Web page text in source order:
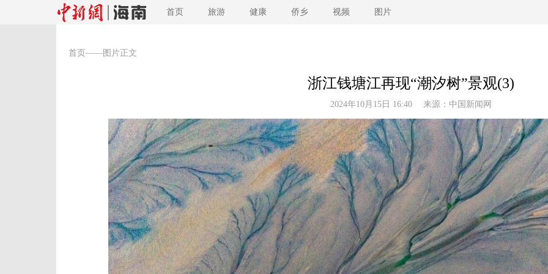
首页 旅游 健康 侨乡 视频 图片
首页 ——图片正文
浙江钱塘江再现“潮汐树”景观(3)
2024年10月15日 16:40 来源： 中国新闻网